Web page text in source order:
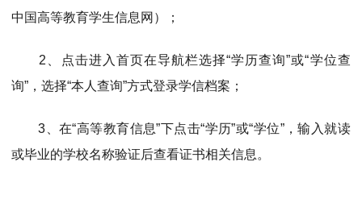
中国高等教育学生信息网）；
2、点击进入首页在导航栏选择“学历查询”或“学位查
询”，选择“本人查询”方式登录学信档案；
3、在“高等教育信息”下点击“学历”或“学位”，输入就读
或毕业的学校名称验证后查看证书相关信息。